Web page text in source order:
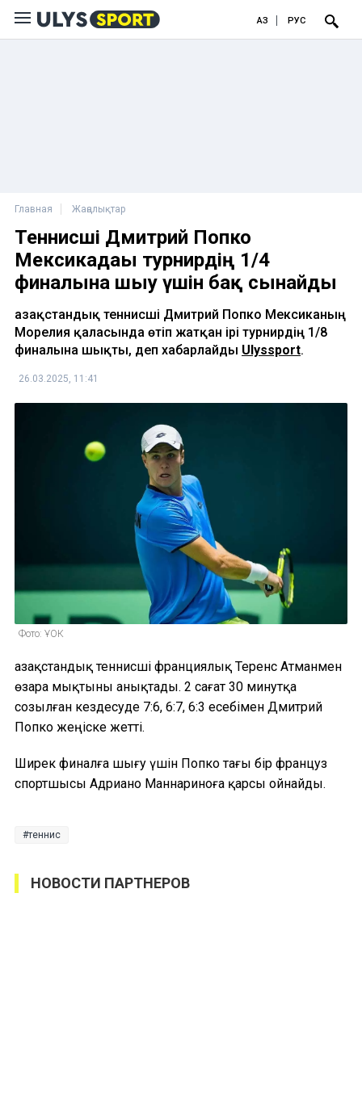
ҚАЗ РУС
Главная Жаңалықтар
Теннисші Дмитрий Попко
Мексикадағы турнирдің 1/4
финалына шығу үшін бақ сынайды
Қазақстандық теннисші Дмитрий Попко Мексиканың
Морелия қаласында өтіп жатқан ірі турнирдің 1/8
финалына шықты, деп хабарлайды Ulyssport.
26.03.2025, 11:41
Фото: ҰОК
Қазақстандық теннисші франциялық Теренс Атманмен
өзара мықтыны анықтады. 2 сағат 30 минутқа
созылған кездесуде 7:6, 6:7, 6:3 есебімен Дмитрий
Попко жеңіске жетті.
Ширек финалға шығу үшін Попко тағы бір француз
спортшысы Адриано Маннариноға қарсы ойнайды.
теннис
НОВОСТИ ПАРТНЕРОВ